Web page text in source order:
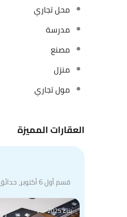
محل تجاري
مدرسة
مصنع
منزل
مول تجاري
العقارات المميزة
قسم أول 6 أكتوبر، حدائق أكتوبر، محافظة الجيزة 3284051
بناء 2025